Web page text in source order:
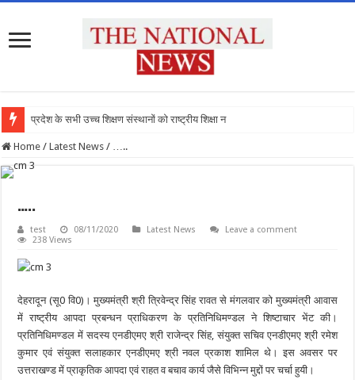
प्रदेश के सभी उच्च शिक्षण संस्थानों को राष्ट्रीय शिक्षा नीति क
Home / Latest News / …..
…..
test 08/11/2020 Latest News
Leave a comment
238 Views
देहरादून (सू0 वि0)। मुख्यमंत्री श्री त्रिवेन्द्र सिंह रावत से मंगलवार को मुख्यमंत्री आवास
में राष्ट्रीय आपदा प्रबन्धन प्राधिकरण के प्रतिनिधिमण्डल ने शिष्टाचार भेंट की।
प्रतिनिधिमण्डल में सदस्य एनडीएमए श्री राजेन्द्र सिंह, संयुक्त सचिव एनडीएमए श्री रमेश
कुमार एवं संयुक्त सलाहकार एनडीएमए श्री नवल प्रकाश शामिल थे। इस अवसर पर
उत्तराखण्ड में प्राकृतिक आपदा एवं राहत व बचाव कार्य जैसे विभिन्न मुद्दों पर चर्चा हुयी।